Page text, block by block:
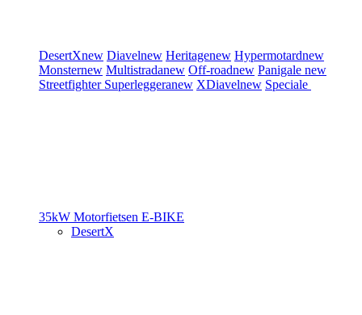
DesertXnew Diavelnew Heritagenew Hypermotardnew
Monsternew Multistradanew Off-roadnew Panigale new
Streetfighter Superleggeranew XDiavelnew Speciale
35kW Motorfietsen E-BIKE
DesertX